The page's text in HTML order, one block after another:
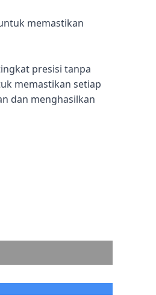
memastikan
presisi tanpa
memastikan setiap
dan menghasilkan